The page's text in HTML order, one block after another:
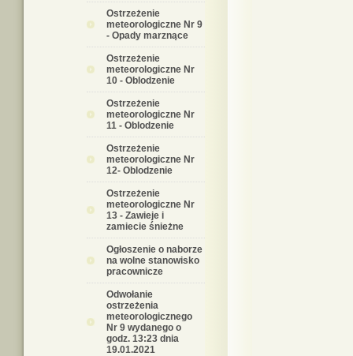
Ostrzeżenie
meteorologiczne Nr 9
- Opady marznące
Ostrzeżenie
meteorologiczne Nr
10 - Oblodzenie
Ostrzeżenie
meteorologiczne Nr
11 - Oblodzenie
Ostrzeżenie
meteorologiczne Nr
12- Oblodzenie
Ostrzeżenie
meteorologiczne Nr
13 - Zawieje i
zamiecie śnieżne
Ogłoszenie o naborze
na wolne stanowisko
pracownicze
Odwołanie
ostrzeżenia
meteorologicznego
Nr 9 wydanego o
godz. 13:23 dnia
19.01.2021